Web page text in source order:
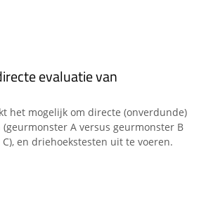
evaluatie van
het mogelijk om directe (onverdunde)
A versus geurmonster B
en driehoekstesten uit te voeren.